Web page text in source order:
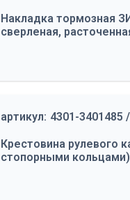
Накладка тормозная
сверленая,
артикул: 4301-3401485
Крестовина рулевого
стопорными